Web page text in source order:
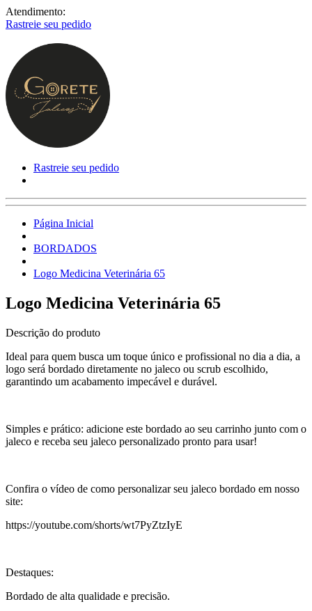
Atendimento:
Rastreie seu pedido
Rastreie seu pedido
Página Inicial
BORDADOS
Logo Medicina Veterinária 65
Logo Medicina Veterinária 65
Descrição do produto
Ideal para quem busca um toque único e profissional no dia a dia, a
logo será bordado diretamente no jaleco ou scrub escolhido,
garantindo um acabamento impecável e durável.
Simples e prático: adicione este bordado ao seu carrinho junto com o
jaleco e receba seu jaleco personalizado pronto para usar!
Confira o vídeo de como personalizar seu jaleco bordado em nosso
site:
https://youtube.com/shorts/wt7PyZtzIyE
Destaques:
Bordado de alta qualidade e precisão.